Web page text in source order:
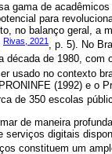
gama de
para
no balanço geral, a
Rivas, 2021 , p. 5). No
de 1980, com
usado no contexto
(1992) e o
de 350 escolas
de maneira
digitais
constituem um